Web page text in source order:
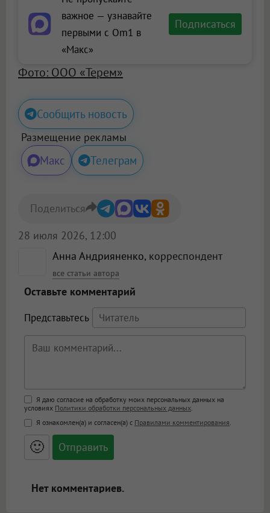
важное — узнавайте
первыми с Om1 в
«Макс»
Подписаться
Фото: ООО «Терем»
Сообщить новость
Размещение рекламы
Макс Телеграм
Анна Андрияненко, корреспондент
все статьи автора
28 июля 2026, 12:00
Поделиться
Оставьте комментарий
Представьтесь
Поддержка HTML
<b>, <strong>, <u>, <i>, <em>, <s>, <big>,
<small>, <sup>, <sub>, <pre>, <ul>, <ol>, <li>,
<blockquote>, <code> экранирует HTML,
адреса URL автоматически становятся
ссылками, и [img]адрес[/img] будет
Я даю согласие на обработку моих персональных данных на
условиях Политики обработки персональных данных.
Я ознакомлен(а) и согласен(а) с Правилами комментирования.
🙂
Нет комментариев.